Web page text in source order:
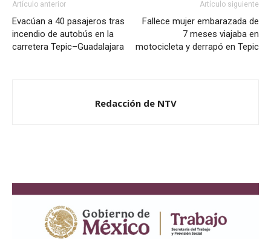
Artículo anterior
Evacúan a 40 pasajeros tras
incendio de autobús en la
carretera Tepic–Guadalajara
Artículo siguiente
Fallece mujer embarazada de
7 meses viajaba en
motocicleta y derrapó en Tepic
Redacción de NTV